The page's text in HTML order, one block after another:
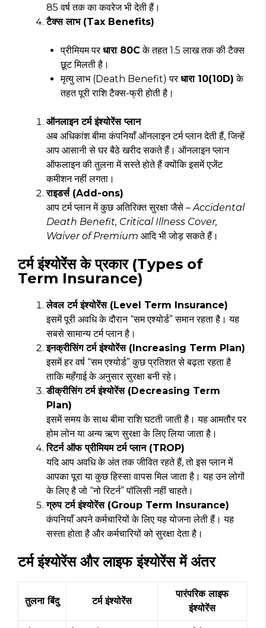
85 वर्ष तक का कवरेज भी देती हैं।
टैक्स लाभ (Tax Benefits)
प्रीमियम परधारा 80Cके तहत ₹1.5 लाख तक की टैक्स
छूट मिलती है।
मृत्यु लाभ (Death Benefit) परधारा 10(10D) के
तहत पूरी राशि टैक्स-फ्री होती है।
ऑनलाइन टर्म इंश्योरेंस प्लान
अब अधिकांश बीमा कंपनियाँ ऑनलाइन टर्म प्लान देती हैं, जिन्हें
आप आसानी से घर बैठे खरीद सकते हैं। ऑनलाइन प्लान
ऑफलाइन की तुलना में सस्ते होते हैं क्योंकि इसमें एजेंट
कमीशन नहीं लगता।
राइडर्स (Add-ons)
आप टर्म प्लान में कुछ अतिरिक्त सुरक्षा जैसे –Accidental
Death Benefit, Critical Illness Cover,
Waiver of Premium आदि भी जोड़ सकते हैं।
टर्म इंश्योरेंस के प्रकार (Types of
Term Insurance)
लेवल टर्म इंश्योरेंस (Level Term Insurance)
इसमें पूरी अवधि के दौरान “सम एश्योर्ड” समान रहता है। यह
सबसे सामान्य टर्म प्लान है।
इनक्रीसिंग टर्म इंश्योरेंस (Increasing Term Plan)
इसमें हर वर्ष “सम एश्योर्ड” कुछ प्रतिशत से बढ़ता रहता है
ताकि महँगाई के अनुसार सुरक्षा बनी रहे।
डीक्रीसिंग टर्म इंश्योरेंस (Decreasing Term
Plan)
इसमें समय के साथ बीमा राशि घटती जाती है। यह आमतौर पर
होम लोन या अन्य ऋण सुरक्षा के लिए लिया जाता है।
रिटर्न ऑफ प्रीमियम टर्म प्लान (TROP)
यदि आप अवधि के अंत तक जीवित रहते हैं, तो इस प्लान में
आपका पूरा या कुछ हिस्सा वापस मिल जाता है। यह उन लोगों
के लिए है जो “नो रिटर्न” पॉलिसी नहीं चाहते।
ग्रुप टर्म इंश्योरेंस (Group Term Insurance)
कंपनियाँ अपने कर्मचारियों के लिए यह योजना लेती हैं। यह
सस्ता होता है और कर्मचारियों को सुरक्षा देता है।
टर्म इंश्योरेंस और लाइफ इंश्योरेंस में अंतर
तुलना बिंदु टर्म इंश्योरेंस
पारंपरिक लाइफ
इंश्योरेंस